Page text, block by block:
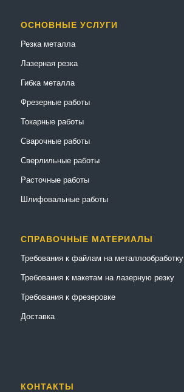
ОСНОВНЫЕ УСЛУГИ
Резка металла
Лазерная резка
Гибка металла
Фрезерные работы
Токарные работы
Сварочные работы
Сверлильные работы
Расточные работы
Шлифовальные работы
СПРАВОЧНЫЕ МАТЕРИАЛЫ
Требования к файлам на металлообработку
Требования к макетам на лазерную резку
Требования к фрезеровке
Доставка
КОНТАКТЫ